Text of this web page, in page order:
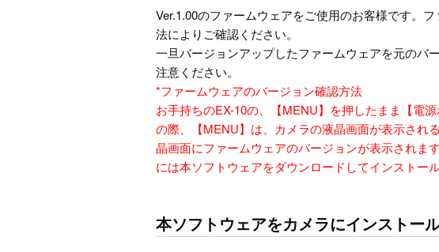
Ver.1.00のファームウェアをご使用のお客様です。
法によりご確認ください。
一旦バージョンアップしたファームウェアを元のバ
注意ください。
*ファームウェアのバージョン確認方法
お手持ちのEX-10の、【MENU】を押したまま【電
の際、【MENU】は、カメラの液晶画面が表示され
晶画面にファームウェアのバージョンが表示されま
には本ソフトウェアをダウンロードしてインストー
本ソフトウェアをカメラにインストー